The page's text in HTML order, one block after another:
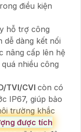
điều kiện
hỗ trợ công
dễ dàng kết nối
nâng cấp lên hệ
nhiều công
TVI/CVI còn có
IP67, giúp bảo
trường khắc
được tích